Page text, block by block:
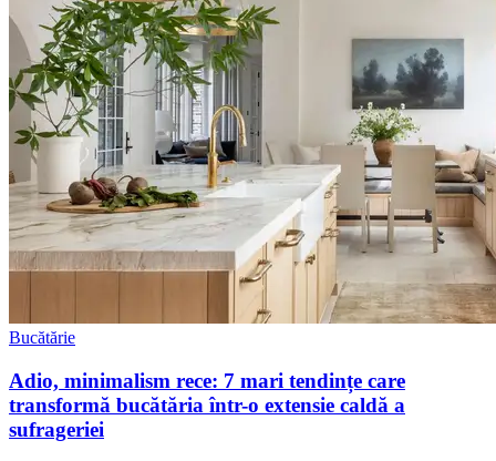
Bucătărie
Adio, minimalism rece: 7 mari tendințe care
transformă bucătăria într-o extensie caldă a
sufrageriei